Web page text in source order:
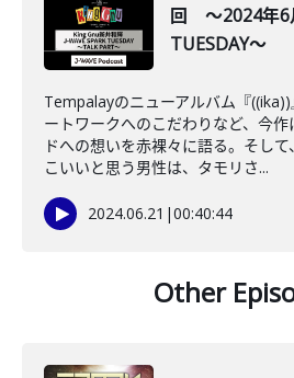
回 ～2024年6
TUESDAY～
Tempalayのニューアルバム『
ートワークへのこだわりなど、今
ドへの想いを赤裸々に語る。そし
こいいと思う男性は、タモリさ...
2024.06.21 |00:40:44
Other